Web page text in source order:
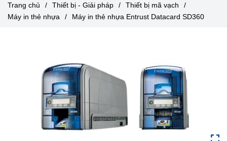
Trang chủ / Thiết bị - Giải pháp / Thiết bị mã vạch
/
Máy in thẻ nhựa
/ Máy in thẻ nhựa Entrust Datacard SD360